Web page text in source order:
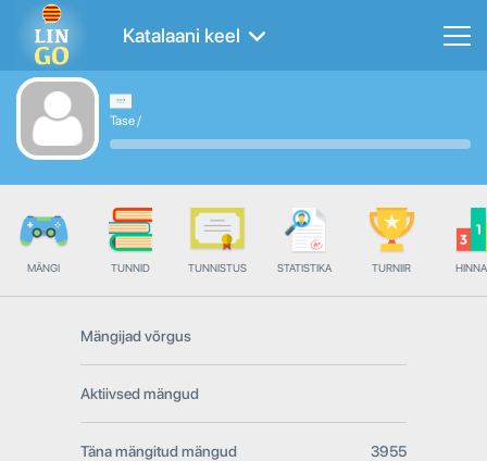
Katalaani keel
Tase/
MÄNGI TUNNID TUNNISTUS STATISTIKA TURNIIR
Mängijad võrgus
Aktiivsed mängud
Täna mängitud mängud 3955